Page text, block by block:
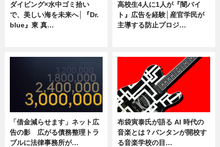
ダイビング×水中ゴミ拾い
で、美しい海を未来へ│『Dr.
blue』東 真…
高校生4人に1人が『闇バイ
ト』広告を経験│産官学民が
主導する防止プロジ…
「借金減らせます」ネット広
告の影 広がる債務整理トラ
ブルに法律事務所が…
布袋寅泰氏が語る AI 時代の
音楽とは？バンタンが開校す
る音楽学校の目…